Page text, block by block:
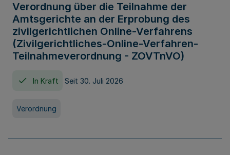
Verordnung über die Teilnahme der
Amtsgerichte an der Erprobung des
zivilgerichtlichen Online-Verfahrens
(Zivilgerichtliches-Online-Verfahren-
Teilnahmeverordnung - ZOVTnVO)
In Kraft Seit 30. Juli 2026
Verordnung